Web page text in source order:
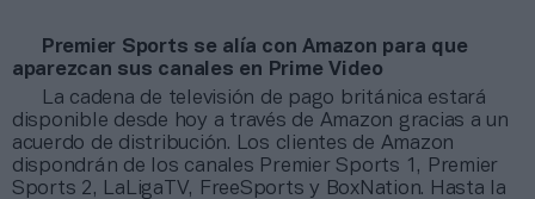
Premier Sports se alía con Amazon para que
aparezcan sus canales en Prime Video
La cadena de televisión de pago británica estará
disponible desde hoy a través de Amazon gracias a un
acuerdo de distribución. Los clientes de Amazon
dispondrán de los canales Premier Sports 1, Premier
Sports 2, LaLigaTV, FreeSports y BoxNation. Hasta la